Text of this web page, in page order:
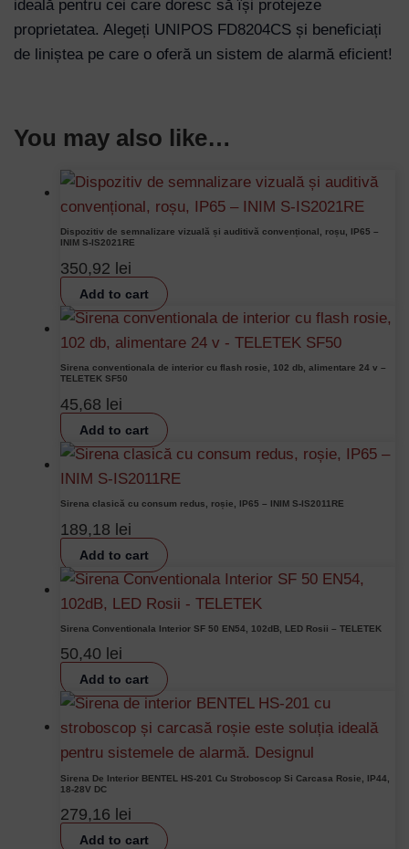
ideală pentru cei care doresc să își protejeze
proprietatea. Alegeți UNIPOS FD8204CS și beneficiați
de liniștea pe care o oferă un sistem de alarmă eficient!
You may also like…
Dispozitiv de semnalizare vizuală și auditivă convențional, roșu, IP65 –
INIM S-IS2021RE
350,92 lei
Add to cart
Sirena conventionala de interior cu flash rosie, 102 db, alimentare 24 v –
TELETEK SF50
45,68 lei
Add to cart
Sirena clasică cu consum redus, roșie, IP65 – INIM S-IS2011RE
189,18 lei
Add to cart
Sirena Conventionala Interior SF 50 EN54, 102dB, LED Rosii – TELETEK
50,40 lei
Add to cart
Sirena De Interior BENTEL HS-201 Cu Stroboscop Si Carcasa Rosie, IP44,
18-28V DC
279,16 lei
Add to cart